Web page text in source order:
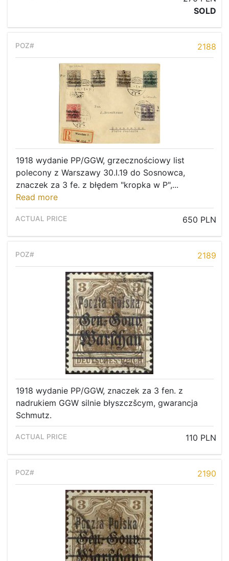
SOLD
2188
1918 wydanie PP/GGW, grzecznościowy list
polecony z Warszawy 30.I.19 do Sosnowca,
znaczek za 3 fe. z błędem "kropka w P",...
Read more
650 PLN
2189
1918 wydanie PP/GGW, znaczek za 3 fen. z
nadrukiem GGW silnie błyszczšcym, gwarancja
Schmutz.
110 PLN
2190